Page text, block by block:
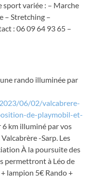
sport variée : – Marche
– Stretching –
: 06 09 64 93 65 –
rando illuminée par
06/02/valcabrere-
de-playmobil-et-
6 km illuminé par vos
-Sarp. Les
À la poursuite des
permettront à Léo de
lampion 5€ Rando +